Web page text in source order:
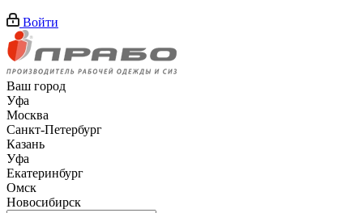
Войти
Ваш город
Уфа
Москва
Санкт-Петербург
Казань
Уфа
Екатеринбург
Омск
Новосибирск